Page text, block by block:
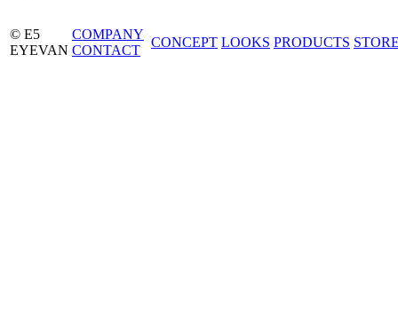
© E5
EYEVAN
COMPANY
CONTACT
CONCEPT LOOKS PRODUCTS